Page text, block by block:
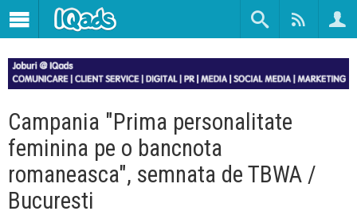
Campania "Prima personalitate
feminina pe o bancnota
romaneasca", semnata de TBWA /
Bucuresti